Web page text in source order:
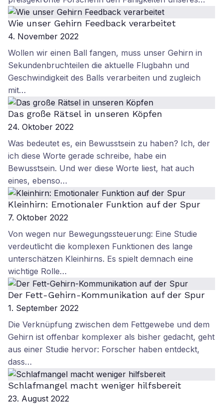
Wie unser Gehirn Feedback verarbeitet
4. November 2022
Wollen wir einen Ball fangen, muss unser Gehirn in
Sekundenbruchteilen die aktuelle Flugbahn und
Geschwindigkeit des Balls verarbeiten und zugleich
mit…
Das große Rätsel in unseren Köpfen
24. Oktober 2022
Was bedeutet es, ein Bewusstsein zu haben? Ich, der
ich diese Worte gerade schreibe, habe ein
Bewusstsein. Und wer diese Worte liest, hat auch
eines, ebenso…
Kleinhirn: Emotionaler Funktion auf der Spur
7. Oktober 2022
Von wegen nur Bewegungssteuerung: Eine Studie
verdeutlicht die komplexen Funktionen des lange
unterschätzen Kleinhirns. Es spielt demnach eine
wichtige Rolle…
Der Fett-Gehirn-Kommunikation auf der Spur
1. September 2022
Die Verknüpfung zwischen dem Fettgewebe und dem
Gehirn ist offenbar komplexer als bisher gedacht, geht
aus einer Studie hervor: Forscher haben entdeckt,
dass…
Schlafmangel macht weniger hilfsbereit
23. August 2022